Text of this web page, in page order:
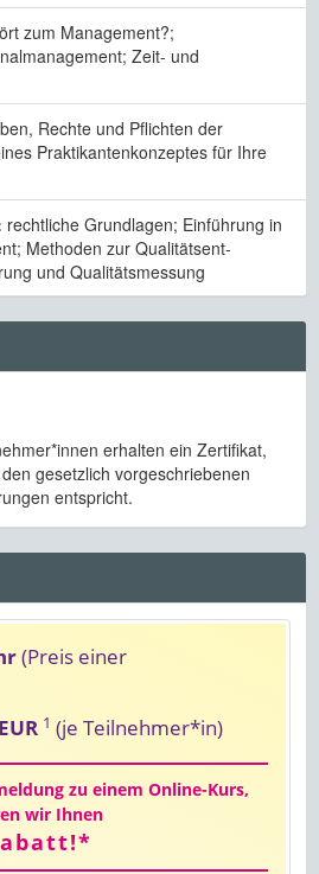
zum Management?;
Zeit- und
Rechte und Pflichten der
Praktikantenkonzeptes für Ihre
rechtliche Grundlagen; Einführung in
Methoden zur Qualitätsent-
und Qualitätsmessung
erhalten ein Zertifikat,
gesetzlich vorgeschriebenen
entspricht.
(Preis einer
1 (je Teilnehmer*in)
zu einem Online-Kurs,
wir Ihnen